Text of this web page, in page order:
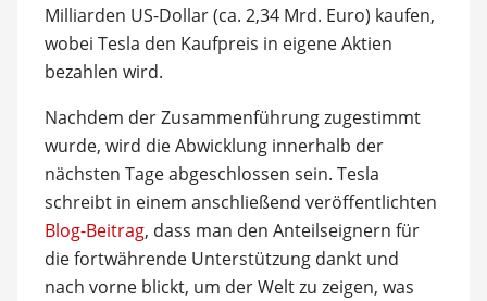
Milliarden US-Dollar (ca. 2,34 Mrd. Euro) kaufen,
wobei Tesla den Kaufpreis in eigene Aktien
bezahlen wird.
Nachdem der Zusammenführung zugestimmt
wurde, wird die Abwicklung innerhalb der
nächsten Tage abgeschlossen sein. Tesla
schreibt in einem anschließend veröffentlichten
Blog-Beitrag, dass man den Anteilseignern für
die fortwährende Unterstützung dankt und
nach vorne blickt, um der Welt zu zeigen, was